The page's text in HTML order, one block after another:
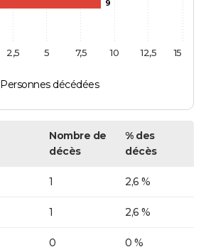
9
Personnes décédées
2,5 5 7,5 10 12,5 15
Nombre de
décès
% des
décès
1 2,6 %
1 2,6 %
0 0 %